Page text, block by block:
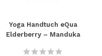
Yoga Handtuch eQua
Elderberry – Manduka